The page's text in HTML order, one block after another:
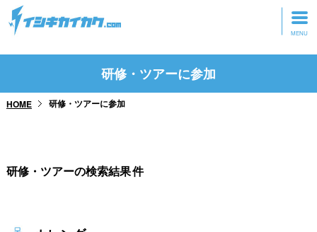
トップページ
研修・ツアーに参加
研修・ツアーに参加
HOME 研修・ツアーに参加
研修・ツアーの検索結果件